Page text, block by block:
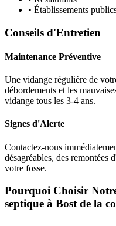
• Établissements
Conseils d'Entretien
Maintenance Préventive
Une vidange régulière de
débordements et les
vidange tous les 3-4 ans.
Signes d'Alerte
Contactez-nous
désagréables, des remontées
votre fosse.
Pourquoi Choisir
septique à Bost de la